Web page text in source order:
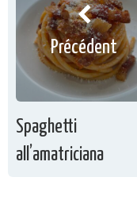
Précédent
Spaghetti
all’amatriciana